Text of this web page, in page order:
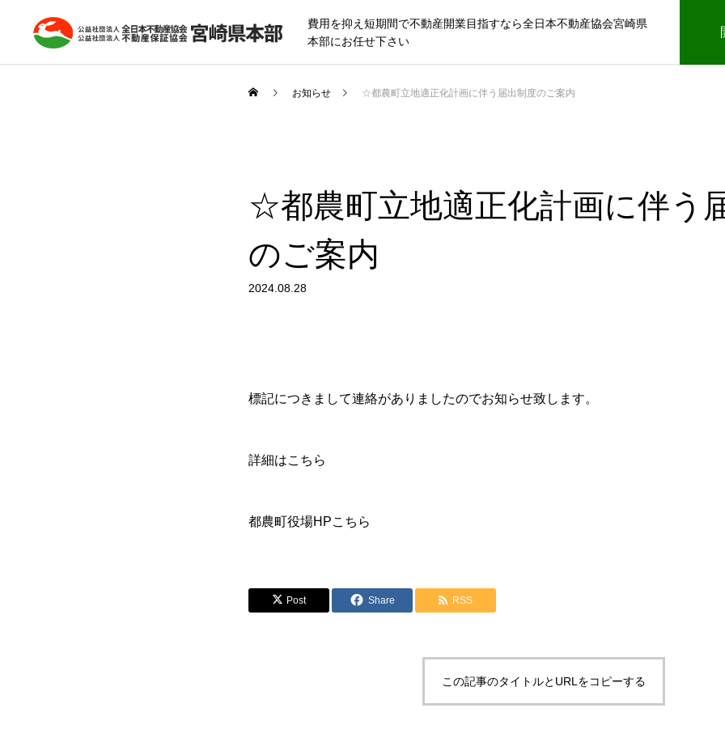
費用を抑え短期間で不動産開業目指すなら全日本不動産協会宮崎県
本部にお任せ下さい
お知らせ ☆都農町立地適正化計画に伴う届出制度のご案内
☆都農町立地適正化計画に伴う
のご案内
2024.08.28
標記につきまして連絡がありましたのでお知らせ致します。
詳細はこちら
都農町役場HPこちら
Post Share RSS
この記事のタイトルとURLをコピーする